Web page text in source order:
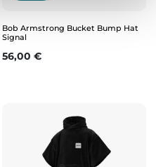
Bob Armstrong Bucket Bump Hat
Signal
Prix
56,00 €